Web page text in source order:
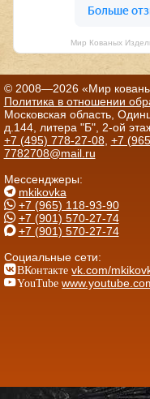
Мир Кованых
© 2008—2026 «Мир
Политика в отношении
Московская область,
д.144, литера "Б", 2-ой
+7 (495) 778-27-08, +7
7782708@mail.ru
Мессенджеры:
mkikovka
+7 (965) 118-93-90
+7 (901) 570-27-74
+7 (901) 570-27-74
Социальные сети:
ВКонтакте vk.com/
YouTube